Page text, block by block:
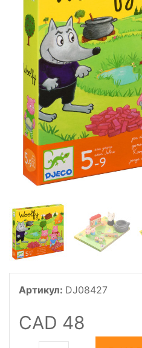
Артикул: DJ08427
CAD 48